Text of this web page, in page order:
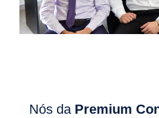
Nós da Premium